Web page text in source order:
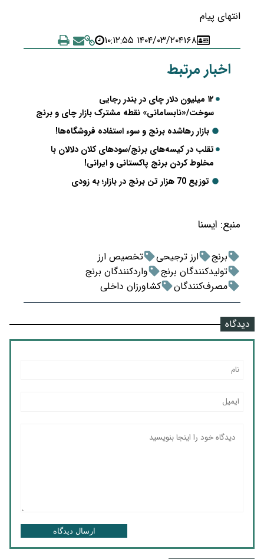
انتهای پیام
۴۱۶۸۱۴۰۴/۰۳/۲۰ ۱۰:۱۲:۵۵
اخبار مرتبط
۱۲ میلیون دلار چای در بندر رجایی
سوخت/«نابسامانی» نقطه مشترک بازار چای و برنج
بازار رهاشده برنج و سوء استفاده‌ فروشگاه‌ها!
تقلب در کیسه‌های برنج/سودهای کلان دلالان با
مخلوط کردن برنج پاکستانی و ایرانی!
توزیع 70 هزار تن برنج در بازار؛ به زودی
منبع: ايسنا
برنج ارز ترجیحی
تخصیص ارز
تولیدکنندگان برنج
واردکنندگان برنج
مصرف‌کنندگان
کشاورزان داخلی
دیدگاه
ارسال دیدگاه